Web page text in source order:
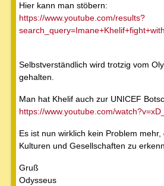
Hier kann man stöbern:
https://www.youtube.com/results?
Selbstverständlich wird trotzig vom
gehalten.
Man hat Khelif auch zur UNICEF
https://www.youtube.com/
Es ist nun wirklich kein Problem
Kulturen und Gesellschaften zu
Gruß
Odysseus